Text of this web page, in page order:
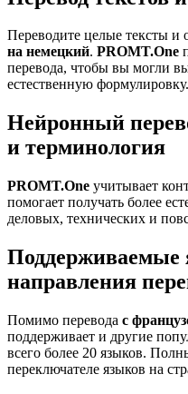
Переводите целые тексты и
на немецкий. PROMT.One
перевода, чтобы вы могли
естественную формулировку.
Нейронный
и терминология
PROMT.One учитывает
помогает получать более
деловых, технических и
Поддерживаемые
направления
Помимо перевода с
поддерживает и другие
всего более 20 языков.
переключателе языков на